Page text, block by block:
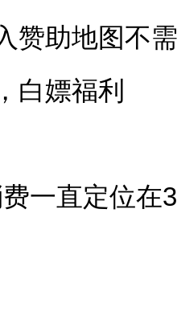
赞助地图不
白嫖福利
费一直定位